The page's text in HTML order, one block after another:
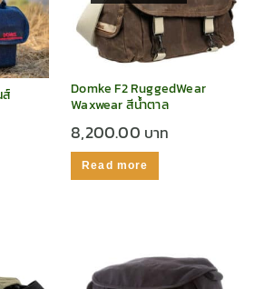
Domke F2 RuggedWear
Waxwear สีน้ำตาล
8,200.00
Read more